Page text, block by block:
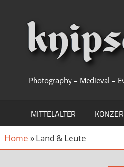
Photography – Medieval –
MITTELALTER
Home » Land & Leute